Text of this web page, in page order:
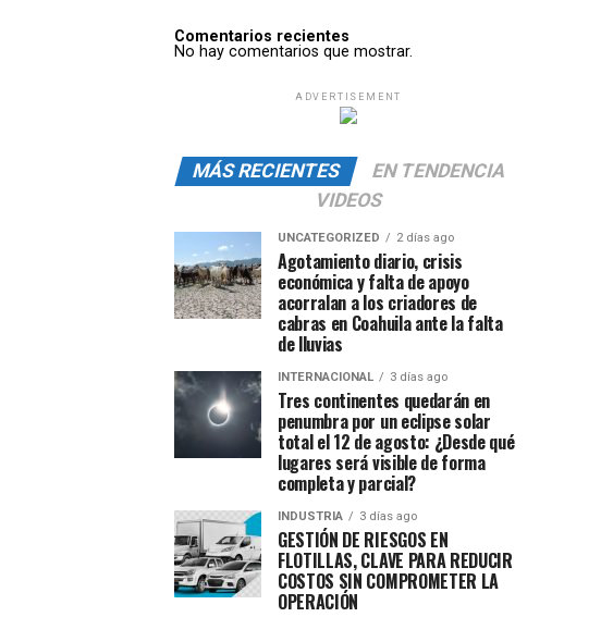
Comentarios recientes
No hay comentarios que mostrar.
ADVERTISEMENT
MÁS RECIENTES
EN TENDENCIA
VIDEOS
UNCATEGORIZED 2 días ago
Agotamiento diario, crisis
económica y falta de apoyo
acorralan a los criadores de
cabras en Coahuila ante la falta
de lluvias
INTERNACIONAL 3 días ago
Tres continentes quedarán en
penumbra por un eclipse solar
total el 12 de agosto: ¿Desde qué
lugares será visible de forma
completa y parcial?
INDUSTRIA 3 días ago
GESTIÓN DE RIESGOS EN
FLOTILLAS, CLAVE PARA REDUCIR
COSTOS SIN COMPROMETER LA
OPERACIÓN